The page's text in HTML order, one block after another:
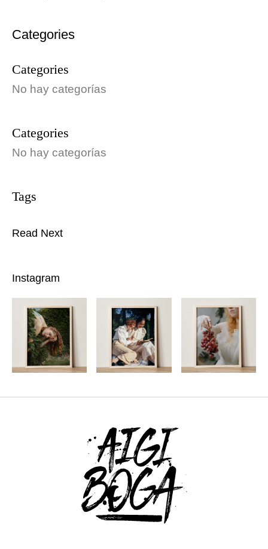
Categories
No hay categorías
No hay categorías
Read Next
Instagram